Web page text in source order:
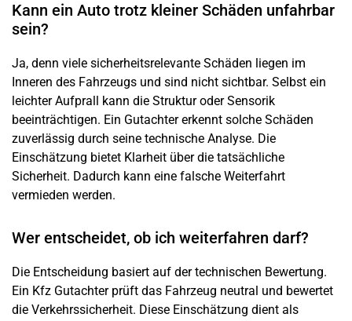
Kann ein Auto trotz kleiner Schäden unfahrbar
sein?
Ja, denn viele sicherheitsrelevante Schäden liegen im
Inneren des Fahrzeugs und sind nicht sichtbar. Selbst ein
leichter Aufprall kann die Struktur oder Sensorik
beeinträchtigen. Ein Gutachter erkennt solche Schäden
zuverlässig durch seine technische Analyse. Die
Einschätzung bietet Klarheit über die tatsächliche
Sicherheit. Dadurch kann eine falsche Weiterfahrt
vermieden werden.
Wer entscheidet, ob ich weiterfahren darf?
Die Entscheidung basiert auf der technischen Bewertung.
Ein Kfz Gutachter prüft das Fahrzeug neutral und bewertet
die Verkehrssicherheit. Diese Einschätzung dient als